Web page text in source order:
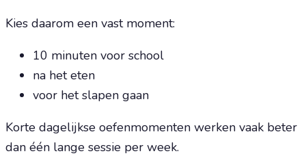
Kies daarom een vast moment:
10 minuten voor school
na het eten
voor het slapen gaan
Korte dagelijkse oefenmomenten werken vaak beter
dan één lange sessie per week.